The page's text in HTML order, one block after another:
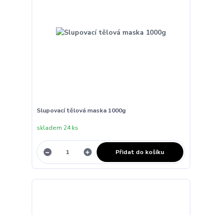
Slupovací tělová maska 1000g
skladem 24 ks
Přidat do košíku